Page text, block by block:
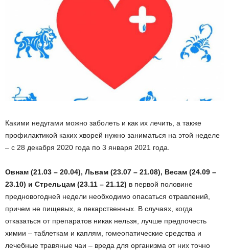
Какими недугами можно заболеть и как их лечить, а также
профилактикой каких хворей нужно заниматься на этой неделе
– с 28 декабря 2020 года по 3 января 2021 года.
Овнам (21.03 – 20.04), Львам (23.07 – 21.08), Весам (24.09 –
23.10) и Стрельцам (23.11 – 21.12) в первой половине
предновогодней недели необходимо опасаться отравлений,
причем не пищевых, а лекарственных. В случаях, когда
отказаться от препаратов никак нельзя, лучше предпочесть
химии – таблеткам и каплям, гомеопатические средства и
лечебные травяные чаи – вреда для организма от них точно